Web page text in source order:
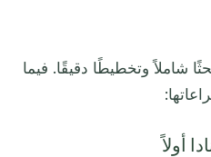
شاملاً وتخطيطًا دقيقًا. فيما